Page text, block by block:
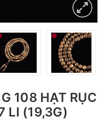
108 HẠT RỤC
LI (19,3G)